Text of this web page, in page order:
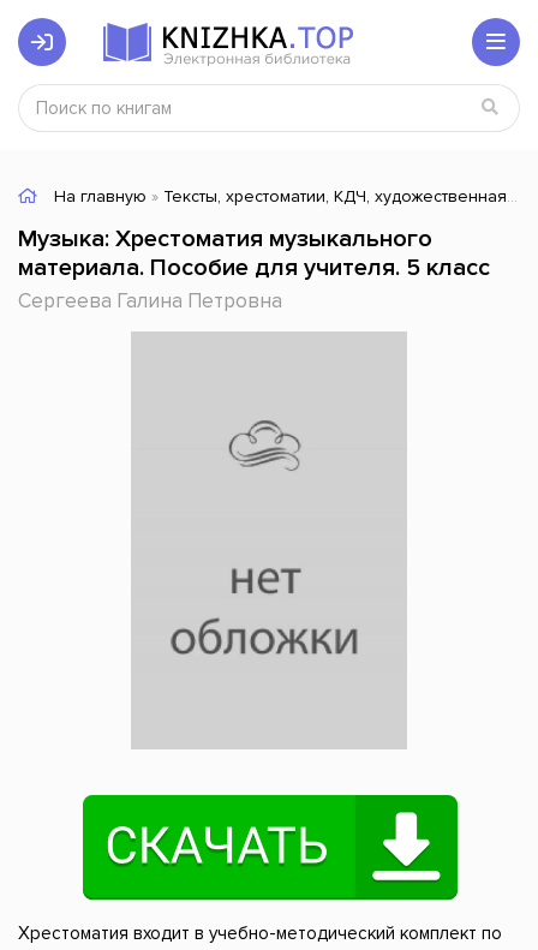
На главную » Тексты, хрестоматии, КДЧ, художественная литература
Музыка: Хрестоматия музыкального
материала. Пособие для учителя. 5 класс
Сергеева Галина Петровна
Хрестоматия входит в учебно-методический комплект по